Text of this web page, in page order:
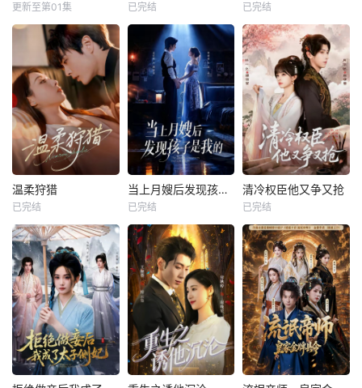
更新至第01集 已完结 已完结
温柔狩猎
已完结
当上月嫂后发现孩子是我的
已完结
清冷权臣他又争又抢
已完结